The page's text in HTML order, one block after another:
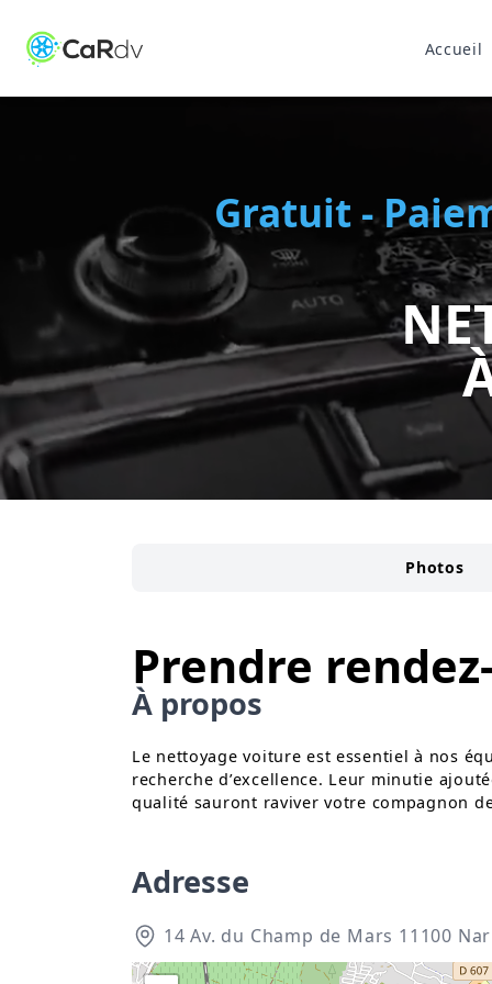
Accueil
Gratuit -
Photos
Prendre
À propos
Le nettoyage voiture est essentiel à nos
recherche d’excellence. Leur minutie
qualité sauront raviver votre compagnon
Adresse
14 Av. du Champ de Mars 11100